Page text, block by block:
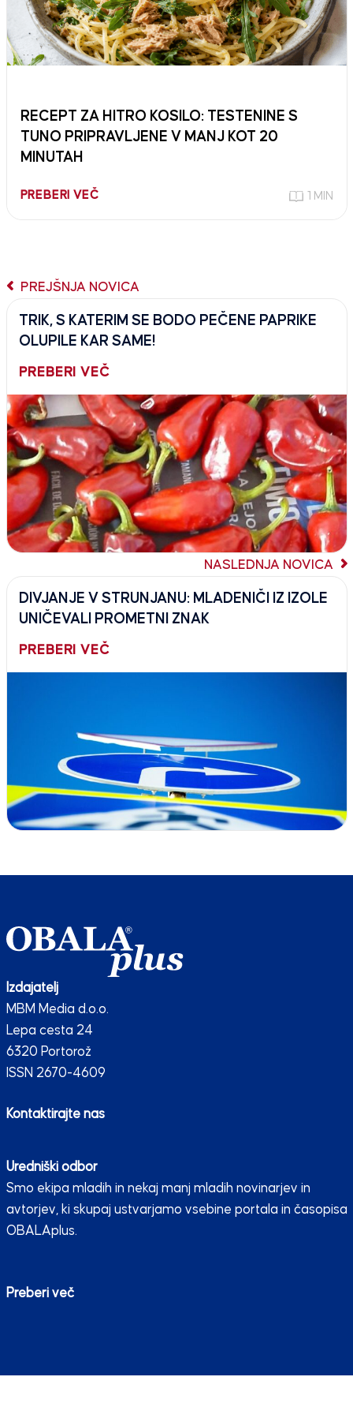
RECEPT ZA HITRO KOSILO: TESTENINE S
TUNO PRIPRAVLJENE V MANJ KOT 20
MINUTAH
PREBERI VEČ 1 MIN
PREJŠNJA NOVICA
TRIK, S KATERIM SE BODO PEČENE PAPRIKE
OLUPILE KAR SAME!
PREBERI VEČ
NASLEDNJA NOVICA
DIVJANJE V STRUNJANU: MLADENIČI IZ IZOLE
UNIČEVALI PROMETNI ZNAK
PREBERI VEČ
Izdajatelj
MBM Media d.o.o.
Lepa cesta 24
6320 Portorož
ISSN 2670-4609
Kontaktirajte nas
Uredniški odbor
Smo ekipa mladih in nekaj manj mladih novinarjev in
avtorjev, ki skupaj ustvarjamo vsebine portala in časopisa
OBALAplus.
Preberi več